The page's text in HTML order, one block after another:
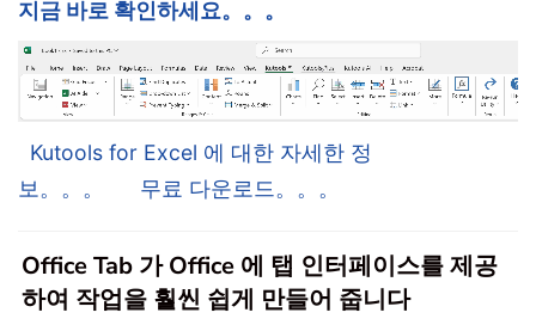
지금 바로 확인하세요。。。
Kutools for Excel 에 대한 자세한 정
보。。。
무료 다운로드。。。
Office Tab 가 Office 에 탭 인터페이스를 제공
하여 작업을 훨씬 쉽게 만들어 줍니다